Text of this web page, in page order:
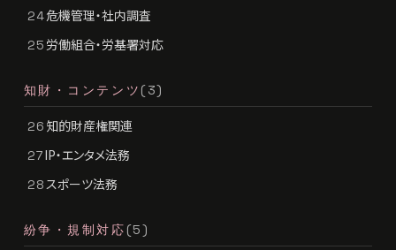
24危機管理・社内調査
25 労働組合・労基署対応
知財・コンテンツ (3)
26 知的財産権関連
27IP・エンタメ法務
28 スポーツ法務
紛争・規制対応 (5)